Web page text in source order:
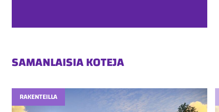
SAMANLAISIA KOTEJA
RAKENTEILLA